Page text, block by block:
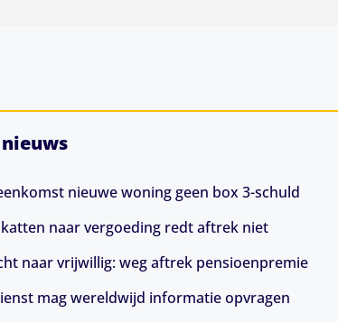
nieuwe woning geen box 3-schuld
naar vergoeding redt aftrek niet
naar vrijwillig: weg aftrek pensioenpremie
mag wereldwijd informatie opvragen